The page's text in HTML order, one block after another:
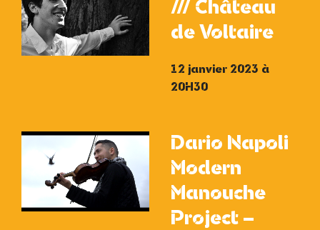
/// Château
de Voltaire
12 janvier 2023 à
20H30
Dario Napoli
Modern
Manouche
Project –